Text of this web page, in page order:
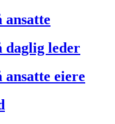
ansatte
daglig leder
eiere